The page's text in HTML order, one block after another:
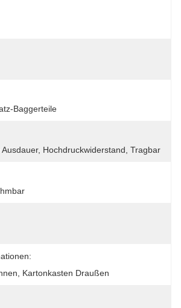
Baggerteile
Hochdruckwiderstand, Tragbar
Kartonkasten Draußen